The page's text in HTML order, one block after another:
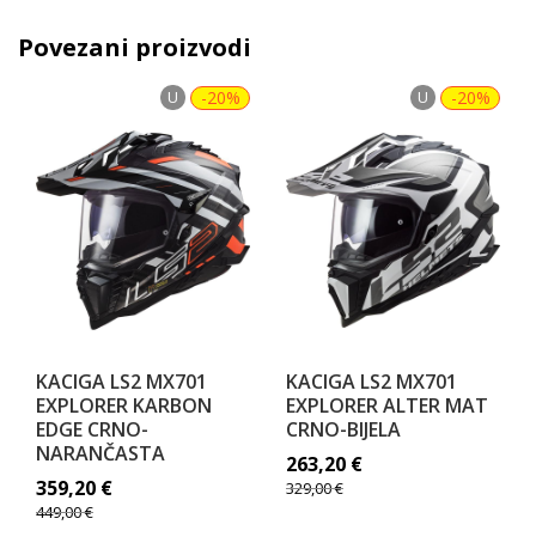
Povezani proizvodi
U -20%
KACIGA LS2 MX701
EXPLORER KARBON
EDGE CRNO-
NARANČASTA
359,20 €
449,00€
U -20%
KACIGA LS2 MX701
EXPLORER ALTER MAT
CRNO-BIJELA
263,20 €
329,00€